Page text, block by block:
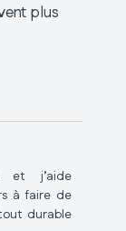
plus
et j’aide
à faire de
durable